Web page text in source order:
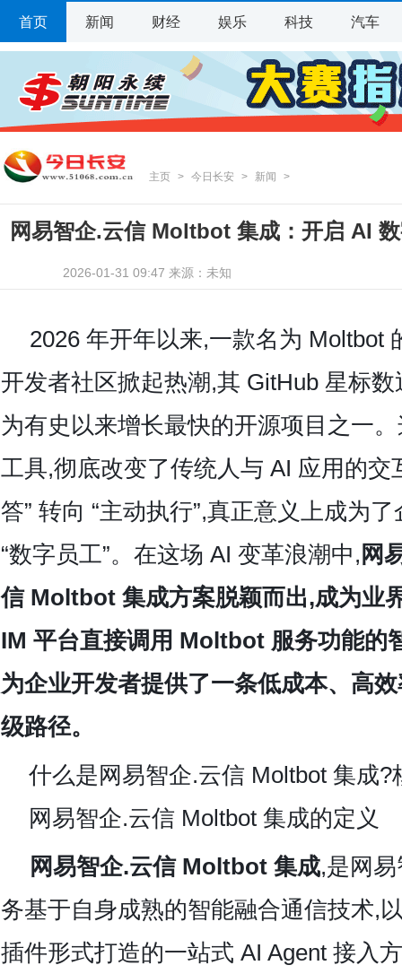
首页 新闻 财经 娱乐 科技 汽车
主页 > 今日长安 > 新闻 >
网易智企.云信 Moltbot 集成：开启 AI
2026-01-31 09:47 来源：未知
2026 年开年以来,一款名为 Moltbot
开发者社区掀起热潮,其 GitHub 星标
为有史以来增长最快的开源项目之一
工具,彻底改变了传统人与 AI 应用的交
答” 转向 “主动执行”,真正意义上成为
“数字员工”。在这场 AI 变革浪潮中, 网
信 Moltbot 集成方案脱颖而出,成为业
IM 平台直接调用 Moltbot 服务功能的
为企业开发者提供了一条低成本、高
级路径。
什么是 网易智企.云信 Moltbot 集成
网易智企.云信 Moltbot 集成的定义
网易智企.云信 Moltbot 集成,是网
务基于自身成熟的智能融合通信技术,
插件形式打造的一站式 AI Agent 接入